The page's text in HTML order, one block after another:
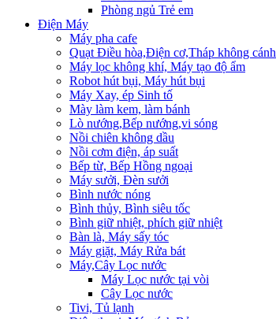
Phòng ngủ Trẻ em
Điện Máy
Máy pha cafe
Quạt Điều hòa,Điện cơ,Tháp không cánh
Máy lọc không khí, Máy tạo độ ẩm
Robot hút bụi, Máy hút bụi
Máy Xay, ép Sinh tố
Mày làm kem, làm bánh
Lò nướng,Bếp nướng,vi sóng
Nồi chiên không dầu
Nồi cơm điện, áp suất
Bếp từ, Bếp Hồng ngoại
Máy sưởi, Đèn sưởi
Bình nước nóng
Bình thủy, Bình siêu tốc
Bình giữ nhiệt, phích giữ nhiệt
Bàn là, Máy sấy tóc
Máy giặt, Máy Rửa bát
Máy,Cây Lọc nước
Máy Lọc nước tại vòi
Cây Lọc nước
Tivi, Tủ lạnh